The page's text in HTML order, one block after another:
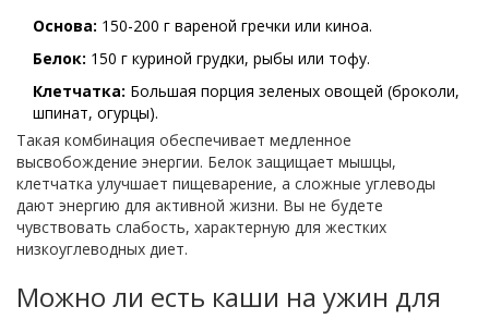
Основа: 150-200 г вареной гречки или киноа.
Белок: 150 г куриной грудки, рыбы или тофу.
Клетчатка: Большая порция зеленых овощей (броколи,
шпинат, огурцы).
Такая комбинация обеспечивает медленное
высвобождение энергии. Белок защищает мышцы,
клетчатка улучшает пищеварение, а сложные углеводы
дают энергию для активной жизни. Вы не будете
чувствовать слабость, характерную для жестких
низкоуглеводных диет.
Можно ли есть каши на ужин для